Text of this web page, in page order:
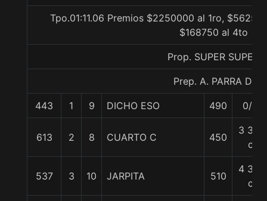
Tpo.01:11.06 Premios $2250000 al 1ro,
$168750 al 4to
Prop. SUPER SUPER
Prep. A. PARRA D.
443 1 9 DICHO ESO 490 0/0
613 2 8 CUARTO C 450
3 3/4
c
537 3 10 JARPITA 510
4 3/4
c